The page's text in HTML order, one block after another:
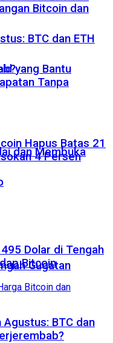
BTC dan ETH
dan Membuka
Gugatan
Bitcoin dan
yang Bantu
Tanpa
Hapus Batas 21
4 Persen
Dolar di Tengah
Bitcoin
BTC dan